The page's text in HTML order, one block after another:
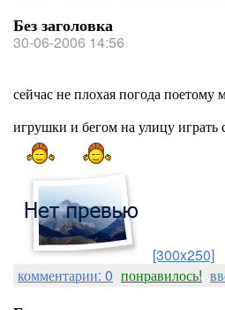
Без заголовка
30-06-2006 14:56
сейчас не плохая погода
игрушки и бегом на улицу играть
[300x250]
комментарии: 0 понравилось!